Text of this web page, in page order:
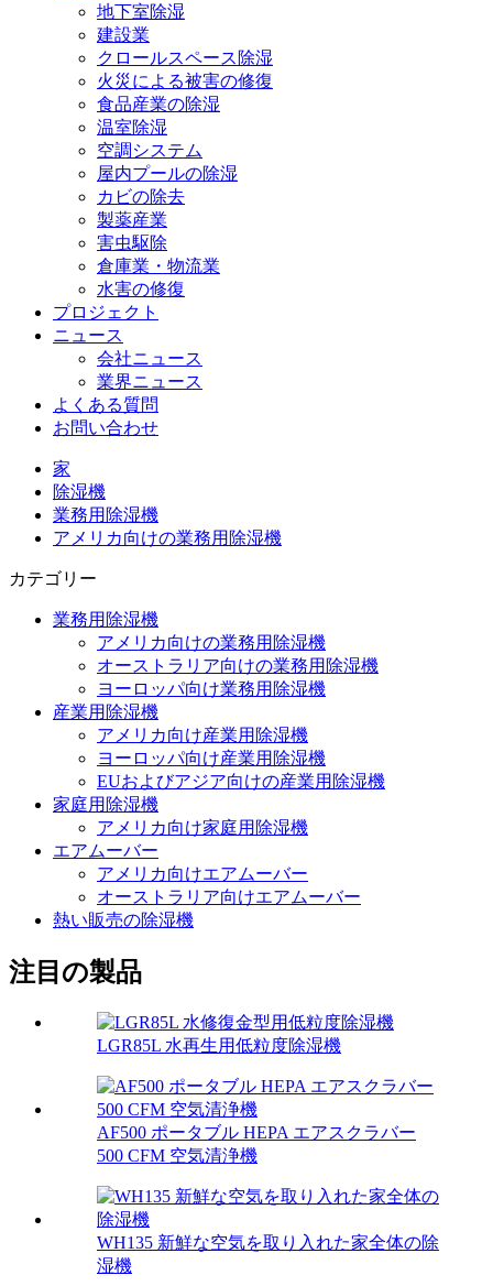
地下室除湿
建設業
クロールスペース除湿
火災による被害の修復
食品産業の除湿
温室除湿
空調システム
屋内プールの除湿
カビの除去
製薬産業
害虫駆除
倉庫業・物流業
水害の修復
プロジェクト
ニュース
会社ニュース
業界ニュース
よくある質問
お問い合わせ
家
除湿機
業務用除湿機
アメリカ向けの業務用除湿機
カテゴリー
業務用除湿機
アメリカ向けの業務用除湿機
オーストラリア向けの業務用除湿機
ヨーロッパ向け業務用除湿機
産業用除湿機
アメリカ向け産業用除湿機
ヨーロッパ向け産業用除湿機
EUおよびアジア向けの産業用除湿機
家庭用除湿機
アメリカ向け家庭用除湿機
エアムーバー
アメリカ向けエアムーバー
オーストラリア向けエアムーバー
熱い販売の除湿機
注目の製品
LGR85L 水再生用低粒度除湿機
AF500 ポータブル HEPA エアスクラバー
500 CFM 空気清浄機
WH135 新鮮な空気を取り入れた家全体の除
湿機